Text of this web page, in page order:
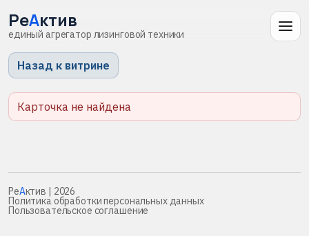
РеАктив
единый агрегатор лизинговой техники
Назад к витрине
Карточка не найдена
РеАктив | 2026
Политика обработки персональных данных
Пользовательское соглашение